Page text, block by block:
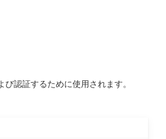
認証するために使用されます。